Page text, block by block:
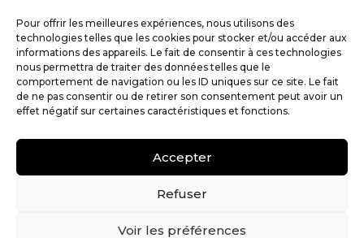
Pour offrir les meilleures expériences, nous utilisons des
technologies telles que les cookies pour stocker et/ou accéder aux
informations des appareils. Le fait de consentir à ces technologies
nous permettra de traiter des données telles que le
comportement de navigation ou les ID uniques sur ce site. Le fait
de ne pas consentir ou de retirer son consentement peut avoir un
effet négatif sur certaines caractéristiques et fonctions.
Accepter
Refuser
Voir les préférences
freemonkeysrecords@gmail.com
Tel + 33 6 73 80 92 28
Artwork Design Fred Moutonhttps://fredmouton.fr/
Conditions générales Politique de cookies